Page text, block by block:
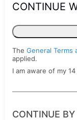
CONTINUE
The General Terms
applied.
I am aware of my
CONTINUE